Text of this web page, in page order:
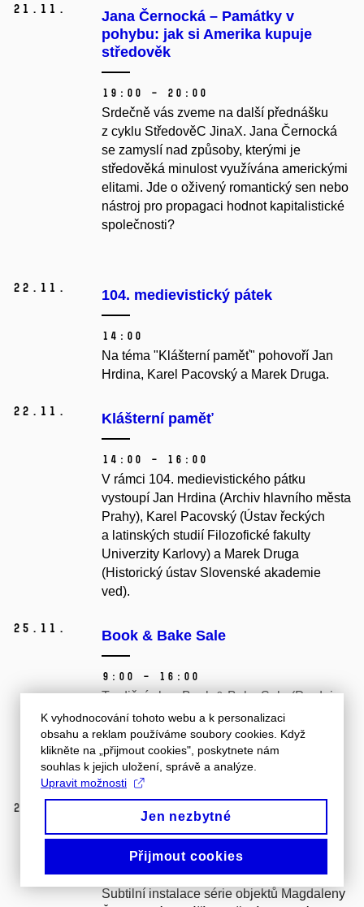
21. 11.
Jana Černocká – Památky v
pohybu: jak si Amerika kupuje
středověk
19:00 – 20:00
Srdečně vás zveme na další přednášku
z cyklu StředověC JinaX. Jana Černocká
se zamyslí nad způsoby, kterými je
středověká minulost využívána americkými
elitami. Jde o oživený romantický sen nebo
nástroj pro propagaci hodnot kapitalistické
společnosti?
22. 11. 104. medievistický pátek
14:00
Na téma "Klášterní paměť" pohovoří Jan
Hrdina, Karel Pacovský a Marek Druga.
22. 11. Klášterní paměť
14:00 – 16:00
V rámci 104. medievistického pátku
vystoupí Jan Hrdina (Archiv hlavního města
Prahy), Karel Pacovský (Ústav řeckých
a latinských studií Filozofické fakulty
Univerzity Karlovy) a Marek Druga
(Historický ústav Slovenské akademie
ved).
25. 11. Book & Bake Sale
9:00 – 16:00
Tradiční akce Book & Bake Sale (Prodej
knih a dobrot) má za cíl prodej knih
a domácích dezertů. Výtěžek z prodeje
bude použitý pro rozvoj činnosti
studentského spolku ESCAPE.
25.
Vernisáž výstavy Magdaleny
Šimurdové: Seed, hide and seek
18:00 – 20:00
Subtilní instalace série objektů Magdaleny
K vyhodnocování tohoto webu a k personalizaci
obsahu a reklam používáme soubory cookies. Když
klikněte na „přijmout cookies", poskytnete nám
souhlas k jejich uložení, správě a analýze.
Upravit možnosti
Jen nezbytné
Přijmout cookies